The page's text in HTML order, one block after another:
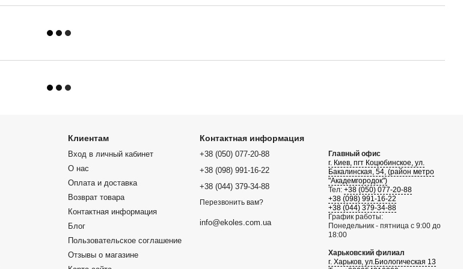
Клиентам
Вход в личный кабинет
О нас
Оплата и доставка
Возврат товара
Контактная информация
Блог
Пользовательское соглашение
Отзывы о магазине
Контактная информация
+38 (050) 077-20-88
+38 (098) 991-16-22
+38 (044) 379-34-88
Перезвонить вам?
info@ekoles.com.ua
Главный офис
г. Киев, пгт Коцюбинское, ул.
Бакалинская, 54, (район метро
"Академгородок")
Тел: +38 (050) 077-20-88
+38 (098) 991-16-22
+38 (044) 379-34-88
График работы:
Понедельник - пятница с 9:00 до
18:00
Харьковский филиал
г. Харьков, ул.Биологическая 13